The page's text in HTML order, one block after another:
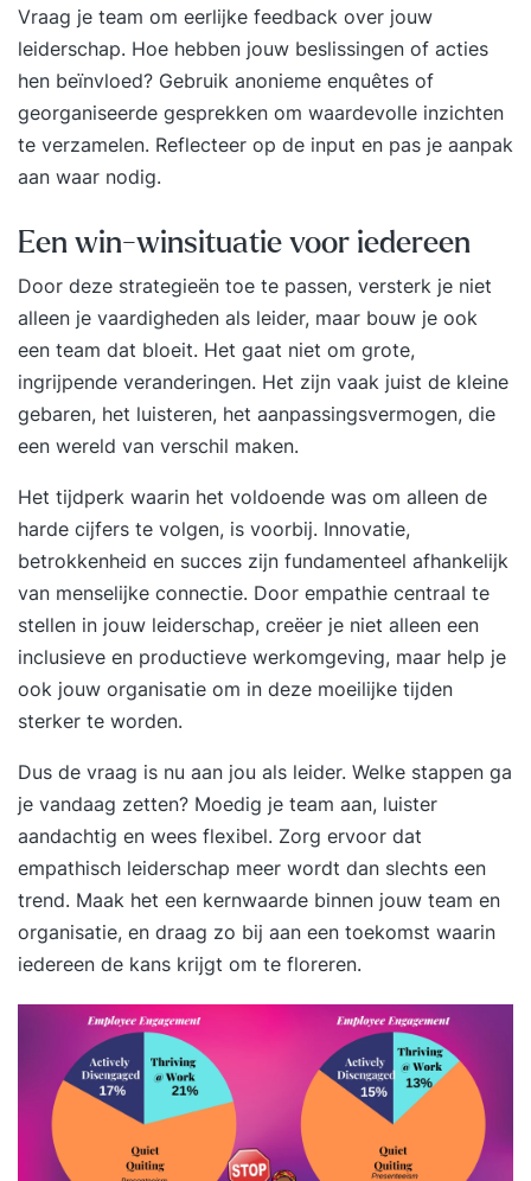
brochure aan. Zo kunnen we contact met je
opnemen en je verder helpen. Hopelijk tot snel!
Vraag je team om eerlijke feedback over jouw
leiderschap. Hoe hebben jouw beslissingen of acties
hen beïnvloed? Gebruik anonieme enquêtes of
georganiseerde gesprekken om waardevolle inzichten
te verzamelen. Reflecteer op de input en pas je aanpak
aan waar nodig.
Een win-winsituatie voor iedereen
Door deze strategieën toe te passen, versterk je niet
alleen je vaardigheden als leider, maar bouw je ook
een team dat bloeit. Het gaat niet om grote,
ingrijpende veranderingen. Het zijn vaak juist de kleine
gebaren, het luisteren, het aanpassingsvermogen, die
een wereld van verschil maken.
Het tijdperk waarin het voldoende was om alleen de
harde cijfers te volgen, is voorbij. Innovatie,
betrokkenheid en succes zijn fundamenteel afhankelijk
van menselijke connectie. Door empathie centraal te
stellen in jouw leiderschap, creëer je niet alleen een
inclusieve en productieve werkomgeving, maar help je
ook jouw organisatie om in deze moeilijke tijden
sterker te worden.
Dus de vraag is nu aan jou als leider. Welke stappen ga
je vandaag zetten? Moedig je team aan, luister
aandachtig en wees flexibel. Zorg ervoor dat
empathisch leiderschap meer wordt dan slechts een
trend. Maak het een kernwaarde binnen jouw team en
organisatie, en draag zo bij aan een toekomst waarin
iedereen de kans krijgt om te floreren.